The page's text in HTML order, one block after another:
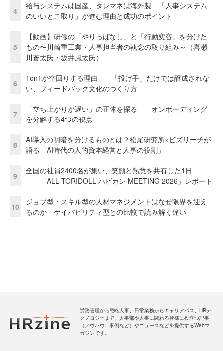
4
給与システムは国産、タレマネは海外製 「人事システム
のいいとこ取り」が進む理由と成功のポイント
5
【動画】研修の「やりっぱなし」と「行動変容」を分けた
もの〜川崎重工業・人事担当者の執念の取り組み～（喜瀬
川蒼太氏・坂井風太氏）
6
1on1が空回りする理由——「投げ手」だけでは醸成されな
い、フィードバック文化のつくり方
7
「立ち上がりが遅い」の正体を探る——オンボーディング
を分解する4つの視点
8
AI導入の明暗を分けるものとは？松尾研究所×ビズリーチが
語る「AI時代の人的資本経営と人事の役割」
9
全国の社員2400名が集い、笑顔と熱意を共有した1日
――「ALL TORIDOLL ハピカン MEETING 2026」レポート
10
ジョブ型・スキル型の人材マネジメントはなぜ限界を迎え
るのか ケイパビリティ型との比較で読み解く違い
労務管理から戦略人事、日常業務からキャリアパス、HRテ
クノロジーまで、人事部や人事に関わる皆様に役立つ記事
（ノウハウ、事例など）やニュースなどを提供するWebマ
ガジンです。